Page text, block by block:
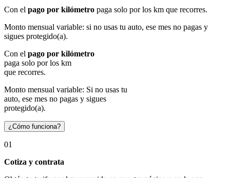
Con el pago por kilómetro paga solo por los km que recorres.
Monto mensual variable: si no usas tu auto, ese mes no pagas y
sigues protegido(a).
Con el pago por kilómetro
paga solo por los km
que recorres.
Monto mensual variable: Si no usas tu
auto, ese mes no pagas y sigues
protegido(a).
¿Cómo funciona?
01
Cotiza y contrata